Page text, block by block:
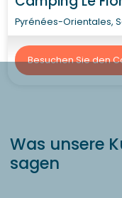
Pyrénées-Orientales,
Besuchen Sie den
Was unsere
sagen